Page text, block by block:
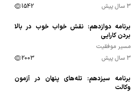
3 سال پیش
1542
برنامه دوازدهم: نقش خواب خوب در بالا
بردن کارایی
مسیر موفقیت
3 سال پیش
2003
برنامه سیزدهم: تله‌های پنهان در آزمون
وکالت